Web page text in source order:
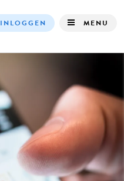
INLOGGEN MENU